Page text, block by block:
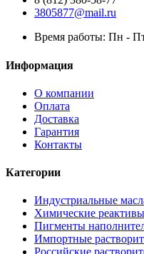
3805877@mail.ru
Время работы: Пн -
Информация
О компании
Оплата
Доставка
Гарантия
Контакты
Категории
Индустриальные
Химические реактивы
Пигменты
Импортные